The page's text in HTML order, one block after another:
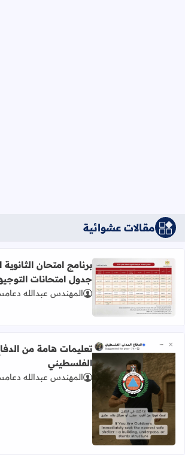
مقالات عشوائية
اقرأ المزيد عن برنامج امتحان الثانوية العامة للعام 2026 جدول
جدول امتحانات التوجيهي
المهندس عبدالله
اقرأ المزيد عن تعليمات هامة من
تعليمات هامة من
الفلسطيني
المهندس عبدالله